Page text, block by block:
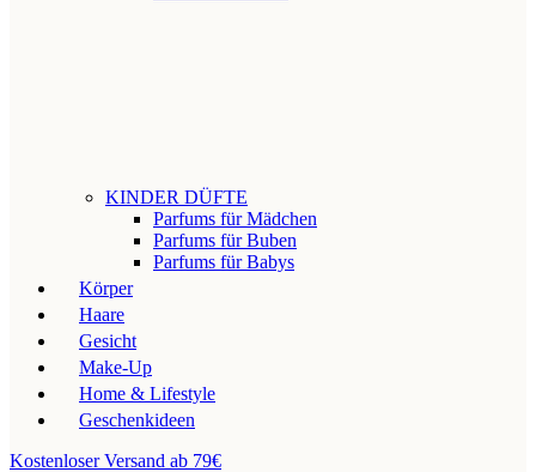
KINDER DÜFTE
Parfums für Mädchen
Parfums für Buben
Parfums für Babys
Körper
Haare
Gesicht
Make-Up
Home & Lifestyle
Geschenkideen
Kostenloser Versand ab 79€